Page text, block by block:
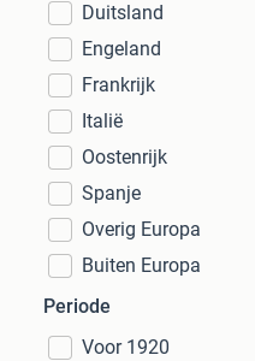
Duitsland
Engeland
Frankrijk
Italië
Oostenrijk
Spanje
Overig Europa
Buiten Europa
Periode
Voor 1920